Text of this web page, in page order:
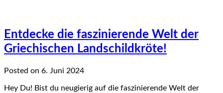
Entdecke die faszinierende Welt der
Griechischen Landschildkröte!
Posted on 6. Juni 2024
Hey Du! Bist du neugierig auf die faszinierende Welt der